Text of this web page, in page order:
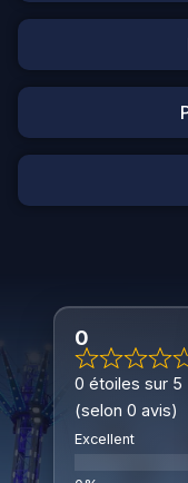
0
0 étoiles sur 5
(selon 0 avis)
Excellent